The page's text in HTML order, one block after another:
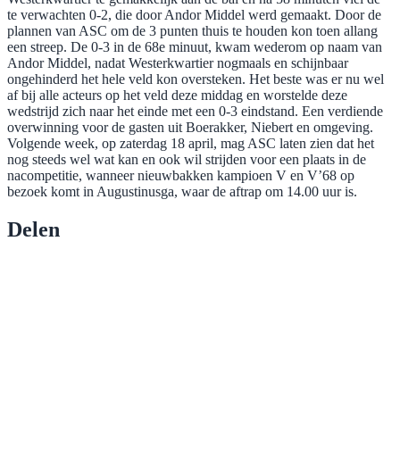
te verwachten 0-2, die door Andor Middel werd gemaakt. Door de
plannen van ASC om de 3 punten thuis te houden kon toen allang
een streep. De 0-3 in de 68e minuut, kwam wederom op naam van
Andor Middel, nadat Westerkwartier nogmaals en schijnbaar
ongehinderd het hele veld kon oversteken. Het beste was er nu wel
af bij alle acteurs op het veld deze middag en worstelde deze
wedstrijd zich naar het einde met een 0-3 eindstand. Een verdiende
overwinning voor de gasten uit Boerakker, Niebert en omgeving.
Volgende week, op zaterdag 18 april, mag ASC laten zien dat het
nog steeds wel wat kan en ook wil strijden voor een plaats in de
nacompetitie, wanneer nieuwbakken kampioen V en V’68 op
bezoek komt in Augustinusga, waar de aftrap om 14.00 uur is.
Delen